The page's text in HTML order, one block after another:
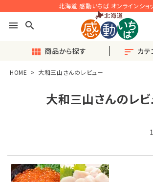
北海道 感動いちば オンラインショ
menu search
view_module 商品から探す sort カテ
meeting_room ログイン person 会員登録
HOME 大和三山さんのレビュー
大和三山さんのレビ